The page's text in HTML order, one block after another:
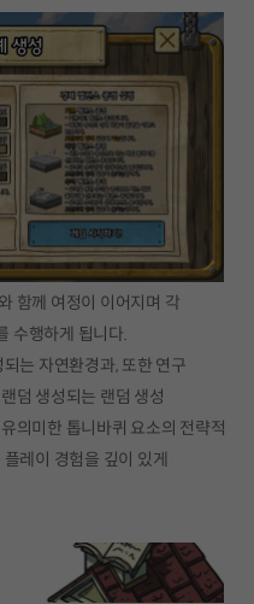
함께 여정이 이어지며 각
수행하게 됩니다.
는 자연환경과, 또한 연구
덤 생성되는 랜덤 생성
의미한 톱니바퀴 요소의 전략적
레이 경험을 깊이 있게